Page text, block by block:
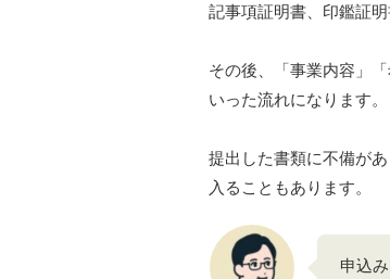
記事項証明書、印鑑証
その後、「事業内容」
いった流れになります。
提出した書類に不備が
入ることもあります。
申込